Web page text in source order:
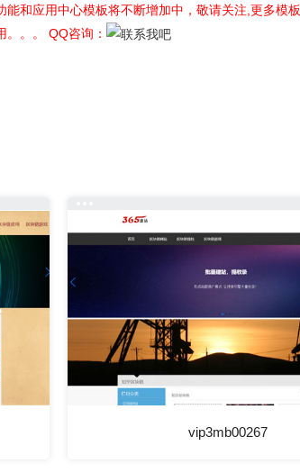
能和应用中心模板将不断增加中，敬请关注, 更多模
。。。 QQ咨询：
vip3mb00267